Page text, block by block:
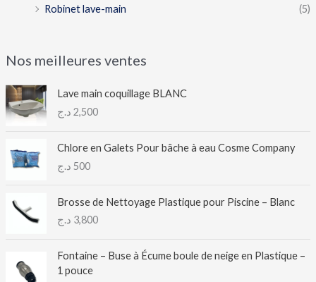
Robinet lave-main
(5)
Nos meilleures ventes
Lave main coquillage BLANC
2,500 د.ج
Chlore en Galets Pour bâche à eau Cosme Company
500 د.ج
Brosse de Nettoyage Plastique pour Piscine – Blanc
3,800 د.ج
Fontaine – Buse à Écume boule de neige en Plastique –
1 pouce